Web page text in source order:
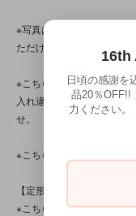
※写真は、光の当たり方に
ただけると幸いです。
※こちらの商品は店頭でも
入れ違いで完売してしま
せ。
※こちらの商品は、中古・
【定形外対応商品】
※こちらの商品は【サイズ
16th
日頃の感謝を
品20％OFF!!
力ください。